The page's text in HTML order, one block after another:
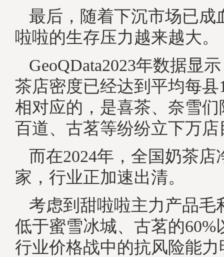
最后，随着下沉市场已成
啦啦的生存压力越来越大。
GeoQData2023年数据显
茶店密度已经达到平均每县
相对应的，是喜茶、奈雪
百道、古茗等纷纷立下万店
而在2024年，全国奶茶店
家，行业正加速出清。
考虑到甜啦啦主力产品毛
低于蜜雪冰城、古茗的60%
行业价格战中的抗风险能